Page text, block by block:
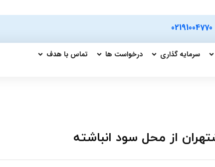
02191004770
سرمایه گذاری درخواست ها تماس با هدف